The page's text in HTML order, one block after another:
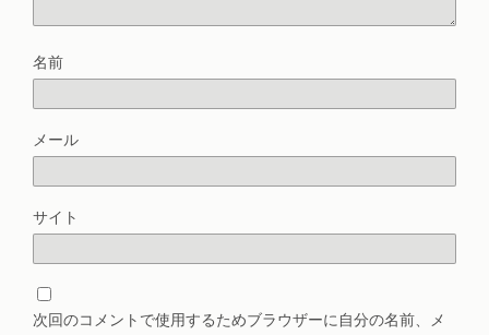
名前
メール
サイト
次回のコメントで使用するためブラウザーに自分の名前、メ